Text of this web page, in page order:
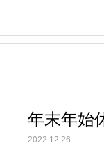
年末年始
2022.12.26